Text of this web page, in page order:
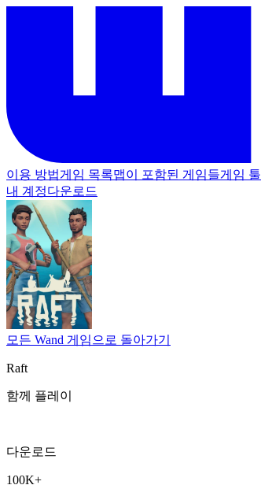
이용 방법게임 목록맵이 포함된 게임들게임 툴
내 계정다운로드
모든 Wand 게임으로 돌아가기
Raft
함께 플레이
다운로드
100K+